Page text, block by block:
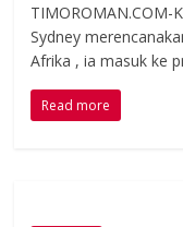
TIMOROMAN.COM-
Sydney
Afrika , ia masuk ke
Read more